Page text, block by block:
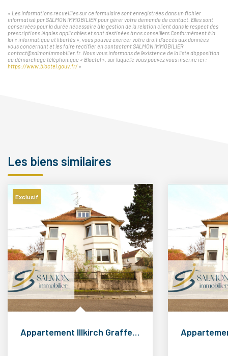
« Les informations recueillies sur ce formulaire sont enregistrées dans un fichier
informatisé par SALMON IMMOBILIER pour gérer votre demande de contact. Elles sont
conservées pour la durée nécessaire à la gestion de la relation client dans le respect des
prescriptions légales applicables et sont destinées à nos conseillers Conformément à la
loi « informatique et libertés », vous pouvez exercer votre droit d'accès aux données
vous concernant et les faire rectifier en contactant SALMON IMMOBILIER
contact@salmonimmobilier.fr. Nous vous informons de l'existence de la liste d'opposition
au démarchage téléphonique « Bloctel », sur laquelle vous pouvez vous inscrire ici :
https://www.bloctel.gouv.fr/ »
Les biens similaires
Exclusif
Appartement Illkirch Graffenstaden 3 pièce(s) 85 m2